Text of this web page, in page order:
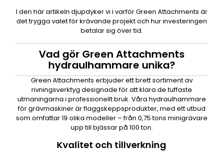
I den här artikeln djupdyker vi i varför Green Attachments är
det trygga valet för krävande projekt och hur investeringen
betalar sig över tid.
Vad gör Green Attachments
hydraulhammare unika?
Green Attachments erbjuder ett brett sortiment av
rivningsverktyg designade för att klara de tuffaste
utmaningarna i professionellt bruk. Våra hydraulhammare
för grävmaskiner är flaggskeppsprodukter, med ett utbud
som omfattar 19 olika modeller – från 0,75 tons minigrävare
upp till bjässar på 100 ton.
Kvalitet och tillverkning